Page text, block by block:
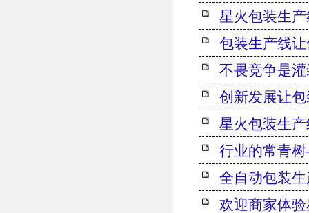
星火包装生
包装生产线
不畏竞争是
创新发展让
星火包装生
行业的常青
全自动包装
欢迎商家体